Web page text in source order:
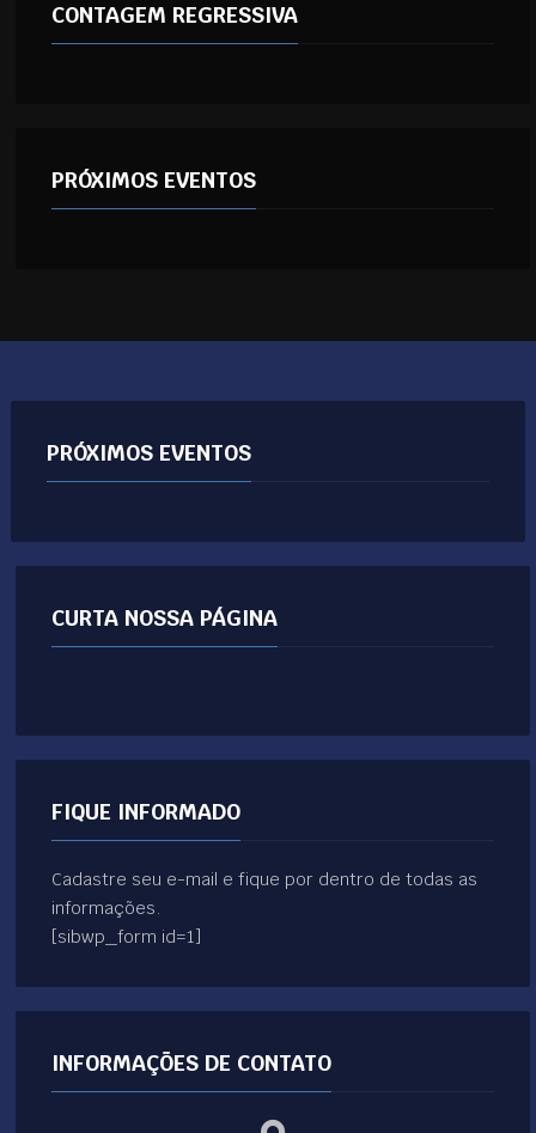
CONTAGEM REGRESSIVA
PRÓXIMOS EVENTOS
PRÓXIMOS EVENTOS
CURTA NOSSA PÁGINA
FIQUE INFORMADO
Cadastre seu e-mail e fique por dentro de todas as
informações.
[sibwp_form id=1]
INFORMAÇÕES DE CONTATO